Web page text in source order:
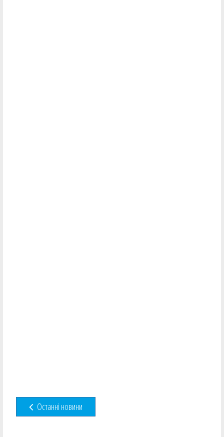
Останні новини